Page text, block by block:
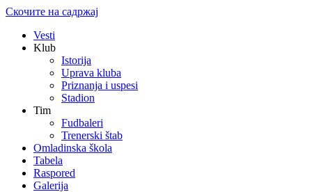
Скочите на садржај
Vesti
Klub
Istorija
Uprava kluba
Priznanja i uspesi
Stadion
Tim
Fudbaleri
Trenerski štab
Omladinska škola
Tabela
Raspored
Galerija